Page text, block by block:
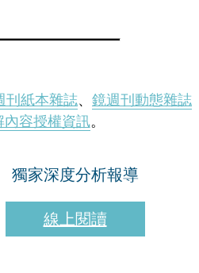
刊紙本雜誌、 鏡週刊動態雜誌
內容授權資訊。
獨家深度分析報導
線上閱讀